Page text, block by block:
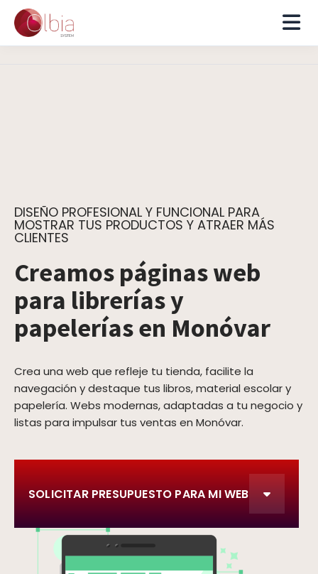
DISEÑO PROFESIONAL Y FUNCIONAL PARA
MOSTRAR TUS PRODUCTOS Y ATRAER MÁS
CLIENTES
Creamos páginas web
para librerías y
papelerías en Monóvar
Crea una web que refleje tu tienda, facilite la
navegación y destaque tus libros, material escolar y
papelería. Webs modernas, adaptadas a tu negocio y
listas para impulsar tus ventas en Monóvar.
SOLICITAR PRESUPUESTO PARA MI WEB